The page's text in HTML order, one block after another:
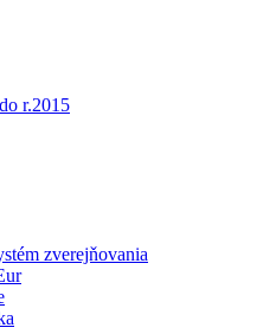
r.2015
zverejňovania